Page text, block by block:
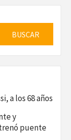
a los 68 años
y
puente